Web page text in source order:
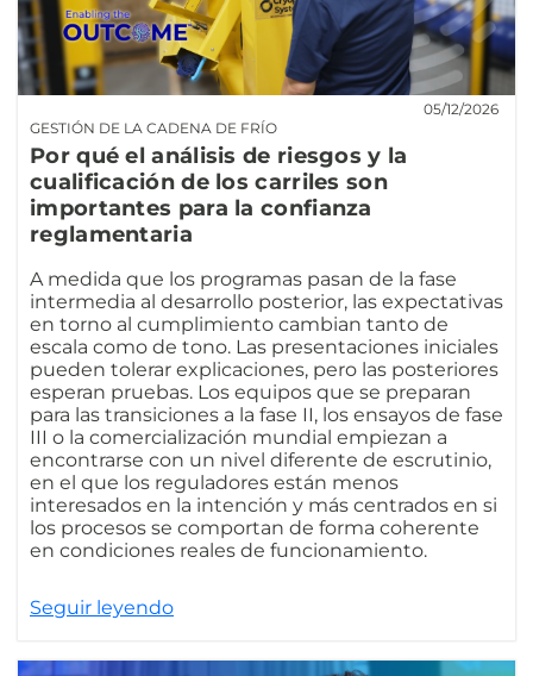
GESTIÓN DE LA CADENA DE FRÍO
05/12/2026
Por qué el análisis de riesgos y la
cualificación de los carriles son
importantes para la confianza
reglamentaria
A medida que los programas pasan de la fase
intermedia al desarrollo posterior, las expectativas
en torno al cumplimiento cambian tanto de
escala como de tono. Las presentaciones iniciales
pueden tolerar explicaciones, pero las posteriores
esperan pruebas. Los equipos que se preparan
para las transiciones a la fase II, los ensayos de fase
III o la comercialización mundial empiezan a
encontrarse con un nivel diferente de escrutinio,
en el que los reguladores están menos
interesados en la intención y más centrados en si
los procesos se comportan de forma coherente
en condiciones reales de funcionamiento.
Seguir leyendo